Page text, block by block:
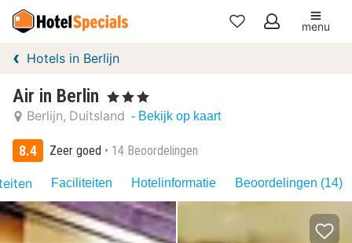
Mijn
menu
Hotels in Berlijn
Air in Berlin , 3 Sterren
Berlijn Duitsland - Bekijk op kaart
8.4 Zeer goed 14 Beoordelingen
Faciliteiten Hotelinformatie Beoordelingen (14)